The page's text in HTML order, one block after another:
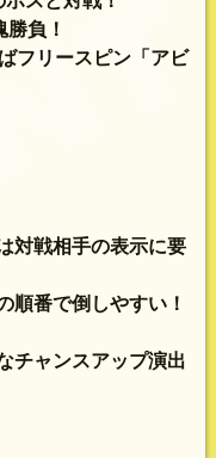
負！
フリースピン「アビ
対戦相手の表示に要
順番で倒しやすい！
チャンスアップ演出